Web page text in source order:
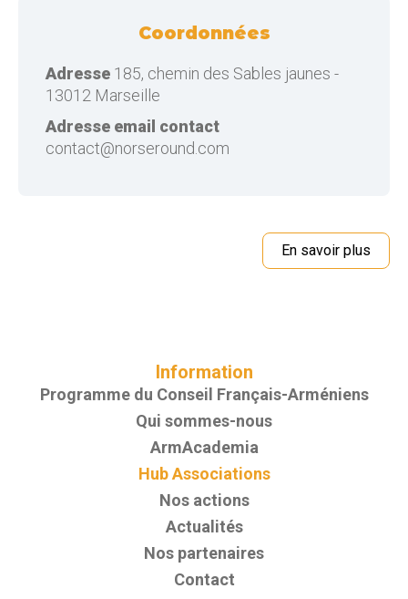
Coordonnées
Adresse 185, chemin des Sables jaunes -
13012 Marseille
Adresse email contact
contact@norseround.com
En savoir plus
Information
Programme du Conseil Français-Arméniens
Qui sommes-nous
ArmAcademia
Hub Associations
Nos actions
Actualités
Nos partenaires
Contact